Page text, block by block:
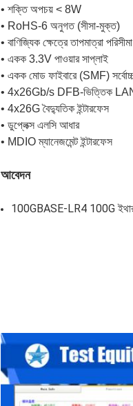
• শক্তি অপচয় < 8W
• RoHS-6 অনুগত (সীসা-মুক্ত)
• বাণিজ্যিক ক্ষেত্রে তাপমাত্রা
• একক 3.3V পাওয়ার সাপ্লাই
• একক মোড ফাইবারে (SMF) সর্বোচ্চ
• 4x26Gb/s DFB-ভিত্তিক LAN-
• 4x26G বৈদ্যুতিক ইন্টারফেস
• ডুপ্লেক্স এলসি আধার
• MDIO ম্যানেজমেন্ট ইন্টারফেস
আবেদন
100GBASE-LR4 100G